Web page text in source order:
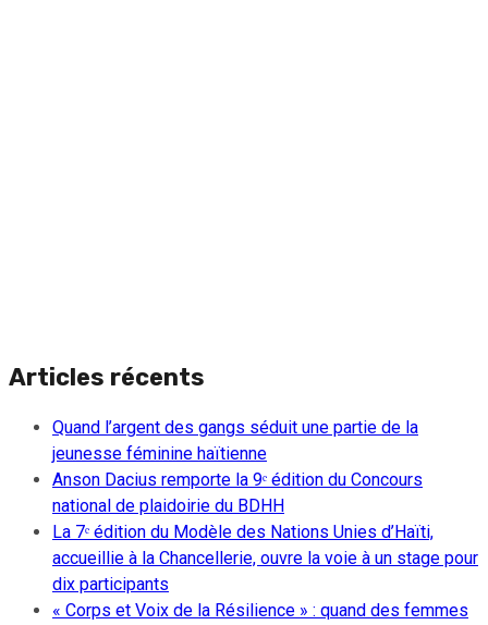
Articles récents
Quand l’argent des gangs séduit une partie de la
jeunesse féminine haïtienne
Anson Dacius remporte la 9ᵉ édition du Concours
national de plaidoirie du BDHH
La 7ᵉ édition du Modèle des Nations Unies d’Haïti,
accueillie à la Chancellerie, ouvre la voie à un stage pour
dix participants
« Corps et Voix de la Résilience » : quand des femmes